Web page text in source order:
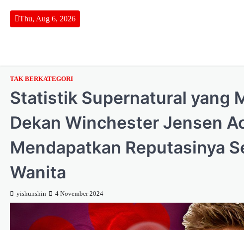
content
Thu, Aug 6, 2026
TAK BERKATEGORI
Statistik Supernatural yang
Dekan Winchester Jensen
Mendapatkan Reputasinya
Wanita
yishunshin 4 November 2024